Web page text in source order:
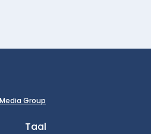
Group
Taal